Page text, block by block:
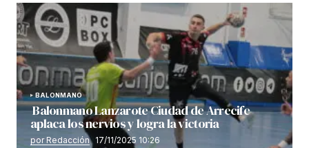
BALONMANO
Balonmano Lanzarote Ciudad de Arrecife
aplaca los nervios y logra la victoria
por Redacción 17/11/2025 10:26